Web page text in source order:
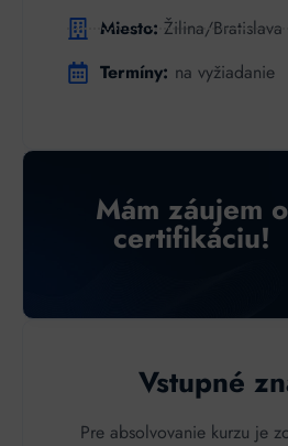
Miesto: Žilina/Bratislava
Termíny: na vyžiadanie
Mám záujem o
certifikáciu!
Vstupné
Pre absolvovanie kurzu je